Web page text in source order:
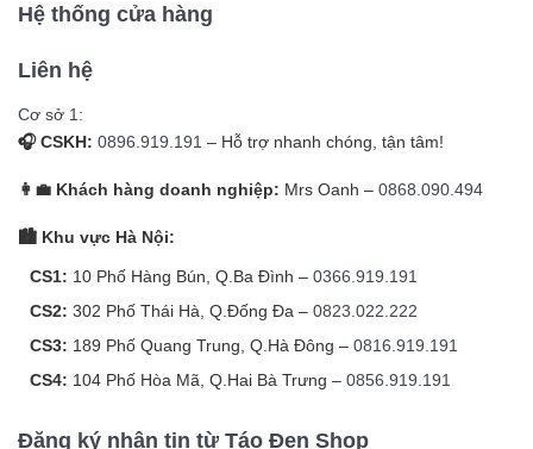
Hệ thống cửa hàng
Liên hệ
Cơ sở 1:
🎧 CSKH: 0896.919.191 – Hỗ trợ nhanh chóng, tận tâm!
👩‍💼 Khách hàng doanh nghiệp: Mrs Oanh – 0868.090.494
🏙️ Khu vực Hà Nội:
CS1: 10 Phố Hàng Bún, Q.Ba Đình – 0366.919.191
CS2: 302 Phố Thái Hà, Q.Đống Đa – 0823.022.222
CS3: 189 Phố Quang Trung, Q.Hà Đông – 0816.919.191
CS4: 104 Phố Hòa Mã, Q.Hai Bà Trưng – 0856.919.191
Đăng ký nhận tin từ Táo Đen Shop